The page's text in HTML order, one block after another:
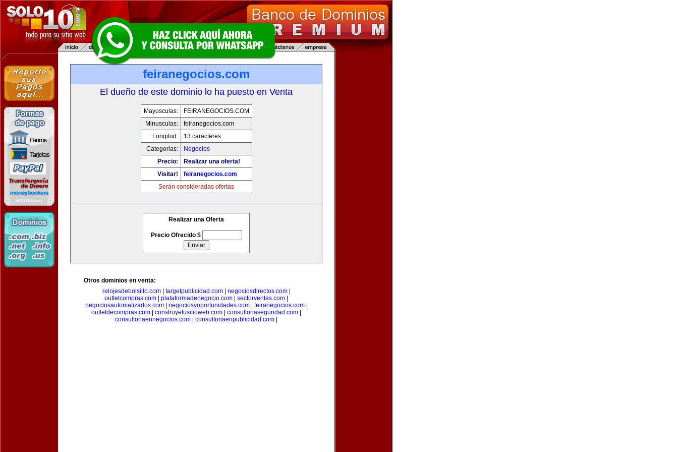
feiranegocios.com
El dueño de este dominio lo ha puesto en Venta
Mayusculas:
FEIRANEGOCIOS.COM
Minusculas:
feiranegocios.com
Longitud:
13 caracteres
Categorias:
Negocios
Precio:
Realizar una oferta!
Visitar!
feiranegocios.com
Serán consideradas ofertas
Realizar una Oferta
Precio Ofrecido $
Otros dominios en venta:
relojesdebolsillo.com| targetpublicidad.com| negociosdirectos.com|
outletcompras.com
plataformadenegocio.com sectorventas.com
negociosautomatizados.com| negociosyoportunidades.com| feiranegocios.com|
outletdecompras.com
construyetusitioweb.com consultoriaseguridad.com
consultoriaennegocios.com
consultoriaenpublicidad.com